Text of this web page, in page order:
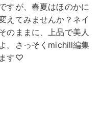
すが、春夏はほのかに
えてみませんか？ネイ
のままに、上品で美人
。さっそくmichill編集
す♡